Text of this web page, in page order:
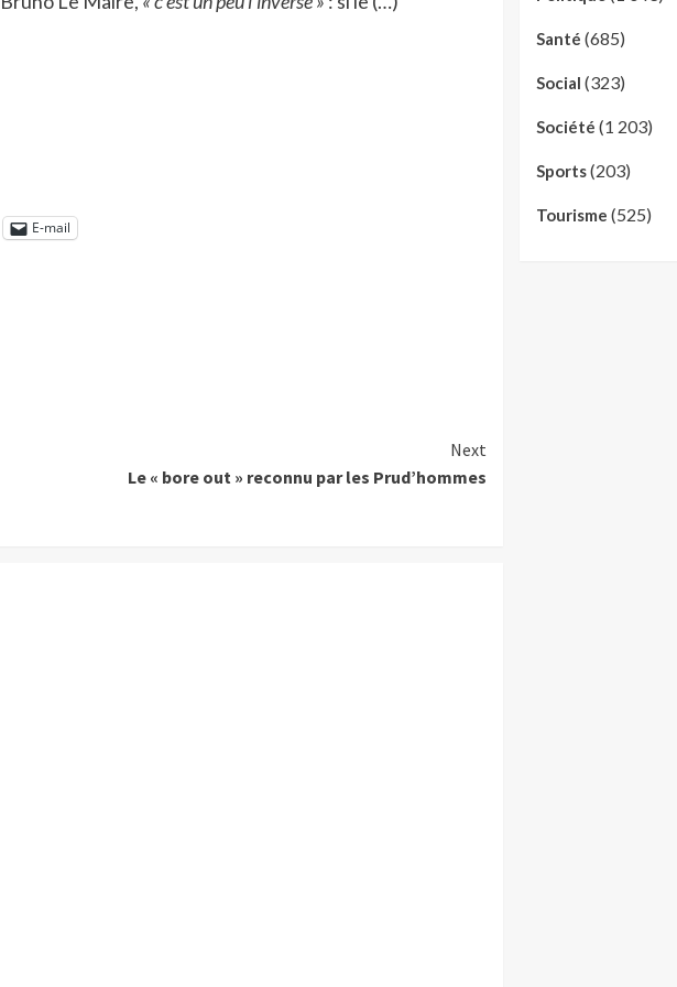
E-mail
Next
Le « bore out » reconnu par les Prud’hommes
Santé (685)
Social (323)
Société (1 203)
Sports(203)
Tourisme (525)